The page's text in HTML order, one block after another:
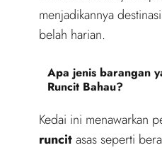
menjadikannya
belah harian.
Apa jenis barangan
Runcit Bahau?
Kedai ini menawarkan
runcitasas seperti